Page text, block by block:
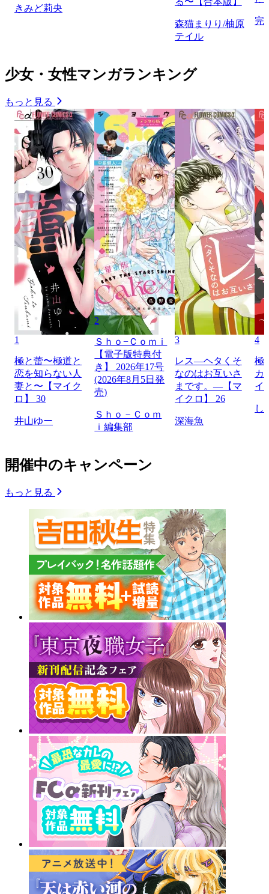
きみど莉央
森猫まりり/柚原
テイル
完
少女・女性マンガランキング
もっと見る
1
極と蕾〜極道と
恋を知らない人
妻と〜【マイク
ロ】 30
井山ゆー
2
Ｓｈｏ−Ｃｏｍｉ
【電子版特典付
き】 2026年17号
(2026年8月5日発
売)
Ｓｈｏ－Ｃｏｍ
ｉ編集部
3
レス―ヘタくそ
なのはお互いさ
まです。―【マ
イクロ】 26
深海魚
4
極
カ
イ
し
開催中のキャンペーン
もっと見る